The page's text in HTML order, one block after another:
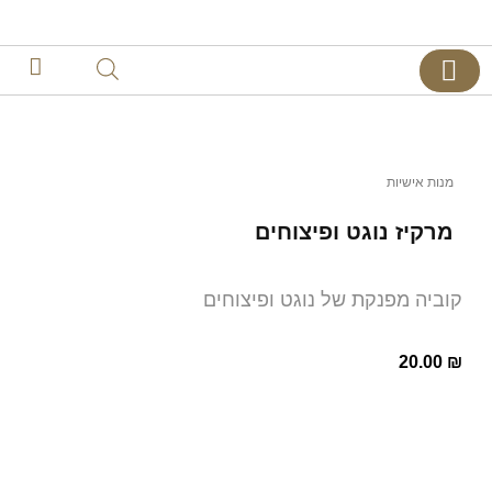
מנות אישיות
מרקיז נוגט ופיצוחים
קוביה מפנקת של נוגט ופיצוחים
20.00 ₪